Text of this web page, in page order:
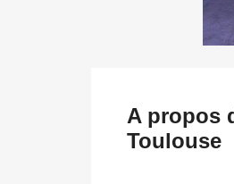
A propos
Toulouse